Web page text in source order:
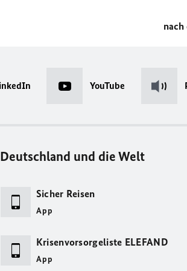
nach
YouTube
Deutschland und die Welt
Sicher Reisen
App
Krisenvorsorgeliste ELEFAND
App